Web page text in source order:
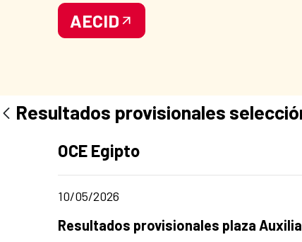
AECID
Resultados provisionales
Ad section:
OCE Egipto
Date of publication of the news item
10/05/2026
Title of the announcement:
Resultados provisionales plaza